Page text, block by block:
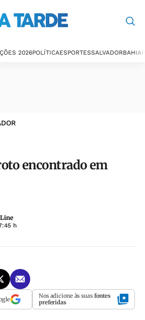
2026POLÍTICAESPORTESSALVADORBAHIA
encontrado em
h
Nos adicione às suas fontes
preferidas